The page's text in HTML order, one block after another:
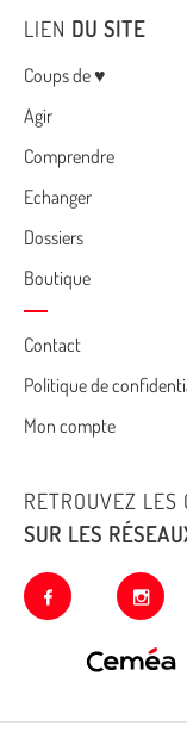
LIEN DU SITE
Menu
Coups de ♥
Agir
Comprendre
Echanger
Dossiers
Boutique
Cemea
footer
Contact
Politique de
Mon compte
RETROUVEZ LES
SUR LES
facebook